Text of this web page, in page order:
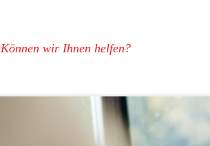
Können wir Ihnen helfen?